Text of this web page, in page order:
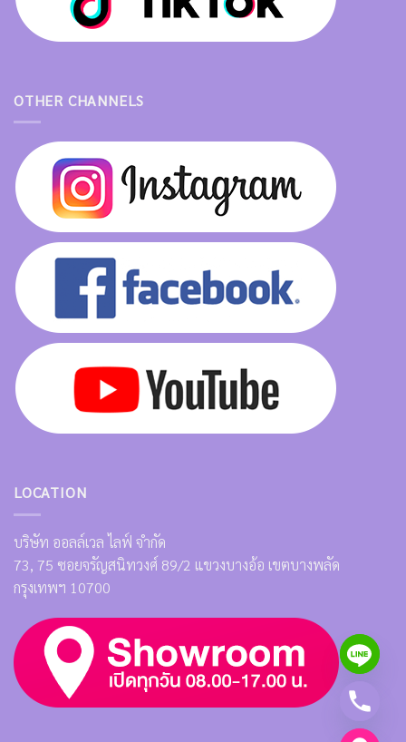
OTHER CHANNELS
LOCATION
บริษัท ออลล์เวล ไลฟ์ จำกัด
73, 75 ซอยจรัญสนิทวงศ์ 89/2 แขวงบางอ้อ เขตบางพลัด
กรุงเทพฯ 10700